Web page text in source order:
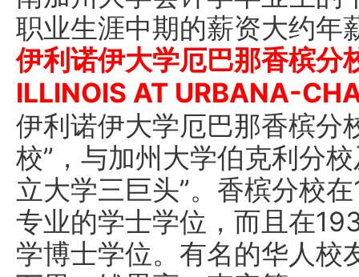
职业生涯中期的薪资大约年
伊利诺伊大学厄巴那香槟分
ILLINOIS AT URBANA-
伊利诺伊大学厄巴那香槟分
校”，与加州大学伯克利分
立大学三巨头”。香槟分校
专业的学士学位，而且在
学博士学位。有名的华人校